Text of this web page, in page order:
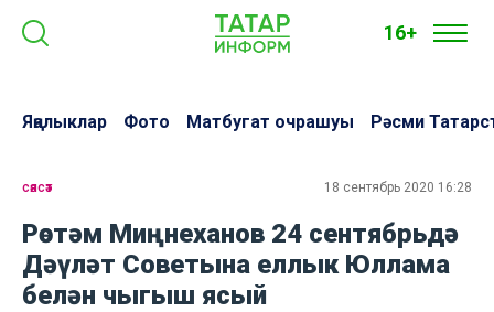
16+
Яңалыклар Фото Матбугат очрашуы Рәсми
сәясәт 18 сентябрь 2020 16:28
Рөстәм Миңнеханов 24 сентябрьдә
Дәүләт Советына еллык Юллама
белән чыгыш ясый